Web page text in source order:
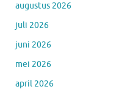
augustus 2026
juli 2026
juni 2026
mei 2026
april 2026